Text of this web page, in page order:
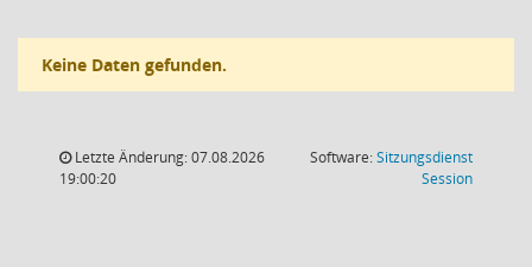
Keine Daten gefunden.
Letzte Änderung: 07.08.2026
19:00:20
Software:Sitzungsdienst
Session(Wird in